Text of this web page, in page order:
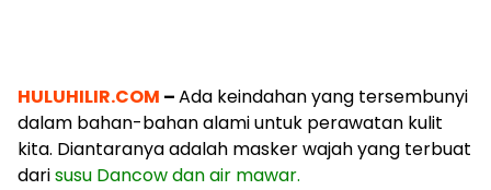
HULUHILIR.COM –Ada keindahan yang tersembunyi
dalam bahan-bahan alami untuk perawatan kulit
kita. Diantaranya adalah masker wajah yang terbuat
darisusu Dancow dan air mawar.